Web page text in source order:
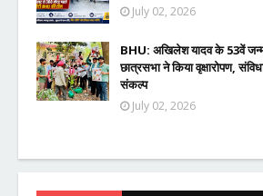
July 02, 2026
BHU: अखिलेश यादव के 53वें
छात्रसभा ने किया वृक्षारोपण,
संकल्प
July 02, 2026